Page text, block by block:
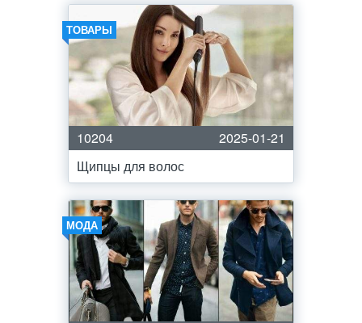
ТОВАРЫ
10204
2025-01-21
Щипцы для волос
МОДА